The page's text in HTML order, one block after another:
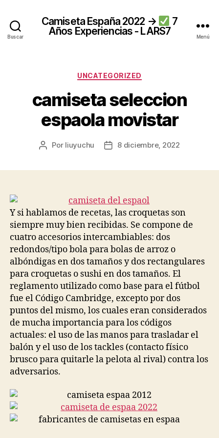
Buscar
Camiseta España 2022 →
7
Años Experiencias - LARS7
Menú
Categorías
UNCATEGORIZED
camiseta seleccion
espaola movistar
Autor
Por liuyuchu
Fecha8 diciembre, 2022
Y si hablamos de recetas, las croquetas son
siempre muy bien recibidas. Se compone de
cuatro accesorios intercambiables: dos
redondos/tipo bola para bolas de arroz o
albóndigas en dos tamaños y dos rectangulares
para croquetas o sushi en dos tamaños. El
reglamento utilizado como base para el fútbol
fue el Código Cambridge, excepto por dos
puntos del mismo, los cuales eran considerados
de mucha importancia para los códigos
actuales: el uso de las manos para trasladar el
balón y el uso de los tackles (contacto físico
brusco para quitarle la pelota al rival) contra los
adversarios.